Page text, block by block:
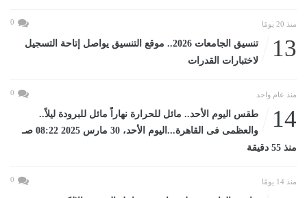
منذ 20 يومًا 0
13
تنسيق الجامعات 2026.. موقع التنسيق يواصل إتاحة التسجيل
لاختبارات القدرات
منذ عام واحد 0
14
طقس اليوم الأحد.. مائل للحرارة نهاراً مائل للبرودة ليلاً..
والعظمى فى القاهرة...اليوم الأحد، 30 مارس 2025 08:22 صـ
منذ 55 دقيقة
منذ 14 يومًا 0